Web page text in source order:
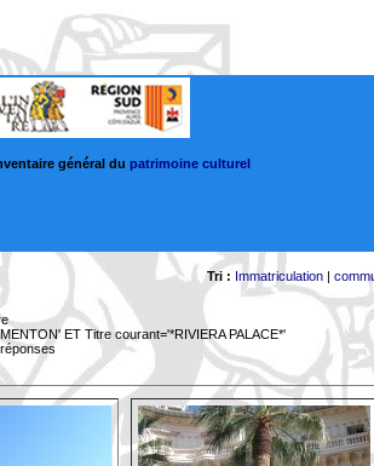
général du patrimoine culturel
Tri : Immatriculation|
ET Titre courant='*RIVIERA PALACE*'